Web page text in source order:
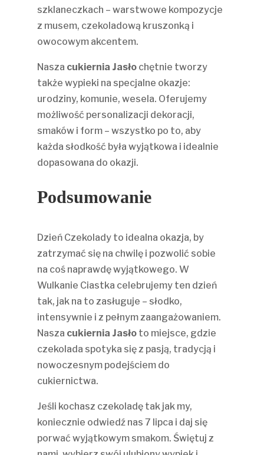
szklaneczkach – warstwowe kompozycje
z musem, czekoladową kruszonką i
owocowym akcentem.
Nasza cukiernia Jasłochętnie tworzy
także wypieki na specjalne okazje:
urodziny, komunie, wesela. Oferujemy
możliwość personalizacji dekoracji,
smaków i form – wszystko po to, aby
każda słodkość była wyjątkowa i idealnie
dopasowana do okazji.
Podsumowanie
Dzień Czekolady to idealna okazja, by
zatrzymać się na chwilę i pozwolić sobie
na coś naprawdę wyjątkowego. W
Wulkanie Ciastka celebrujemy ten dzień
tak, jak na to zasługuje – słodko,
intensywnie i z pełnym zaangażowaniem.
Nasza cukiernia Jasłoto miejsce, gdzie
czekolada spotyka się z pasją, tradycją i
nowoczesnym podejściem do
cukiernictwa.
Jeśli kochasz czekoladę tak jak my,
koniecznie odwiedź nas 7 lipca i daj się
porwać wyjątkowym smakom. Świętuj z